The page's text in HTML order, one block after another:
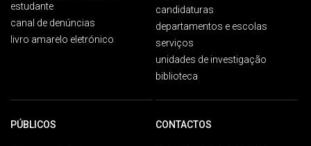
estudante
canal de denúncias
livro amarelo eletrónico
candidaturas
departamentos e escolas
serviços
unidades de investigação
biblioteca
PÚBLICOS CONTACTOS